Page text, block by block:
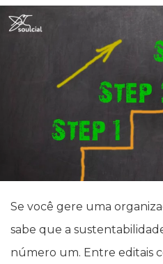
Se você gere uma
sabe que a
número um. Entre editais